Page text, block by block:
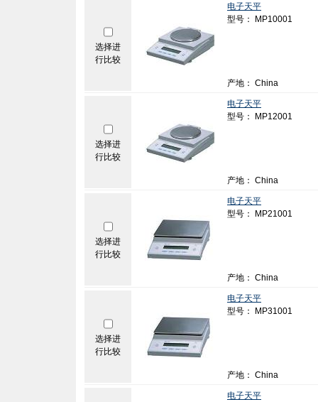
选择进
行比较
电子天平
型号： MP10001
产地： China
选择进
行比较
电子天平
型号： MP12001
产地： China
选择进
行比较
电子天平
型号： MP21001
产地： China
选择进
行比较
电子天平
型号： MP31001
产地： China
电子天平